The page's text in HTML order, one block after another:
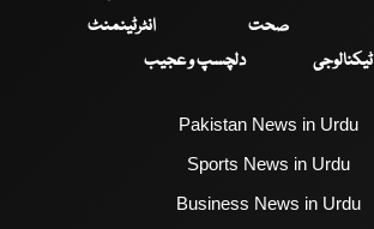
صحت
انٹرٹینمنٹ
ٹیکنالوجی
دلچسپ و عجیب
Pakistan News in Urdu
Sports News in Urdu
Business News in Urdu